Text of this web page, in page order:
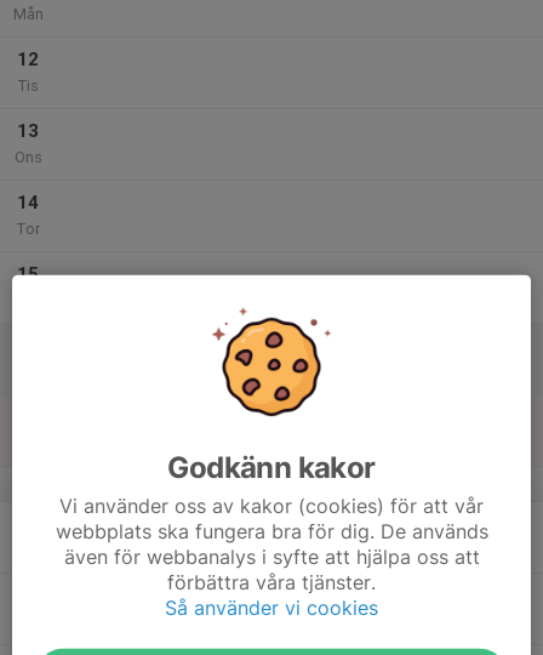
Mån
12
Tis
13
Ons
14
Tor
15
v.38
Godkänn kakor
Vi använder oss av kakor (cookies) för att vår
webbplats ska fungera bra för dig. De används
även för webbanalys i syfte att hjälpa oss att
förbättra våra tjänster.
Så använder vi cookies